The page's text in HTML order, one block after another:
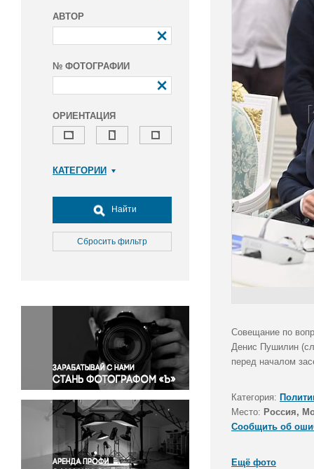
АВТОР
№ ФОТОГРАФИИ
ОРИЕНТАЦИЯ
КАТЕГОРИИ
Досуг, туризм и отдых
Культура
Медицина
Окружающая среда
Политика
Правосудие
Происшествия и конфликты
Религия
Светская жизнь
Спорт
Экология
Экономика и бизнес
Найти
Сбросить фильтр
Совещание по
Денис Пушилин
перед началом
Категория:
Место: Россия,
Сообщить об
Ещё фото